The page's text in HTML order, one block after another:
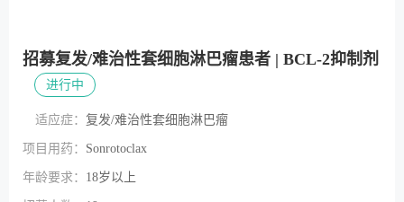
招募复发/难治性套细胞淋巴瘤患者 | BCL-2抑制剂
进行中
适应症： 复发/难治性套细胞淋巴瘤
项目用药： Sonrotoclax
年龄要求： 18岁以上